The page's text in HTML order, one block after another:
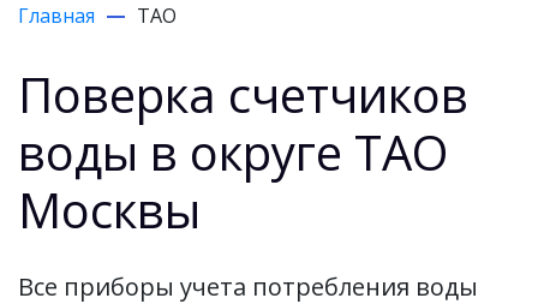
Главная ТАО
Поверка счетчиков
воды в округе ТАО
Москвы
Все приборы учета потребления воды